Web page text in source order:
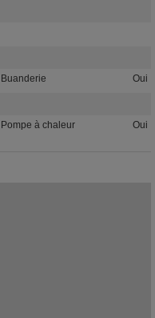
Buanderie Oui
Pompe à chaleur Oui